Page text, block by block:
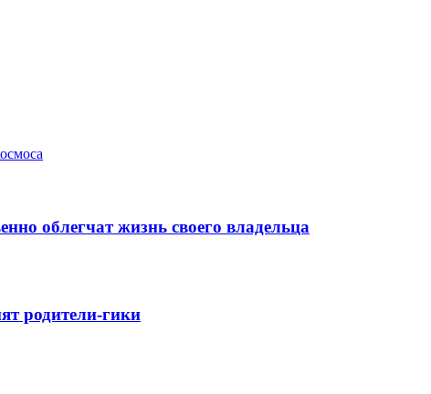
облегчат жизнь своего владельца
родители-гики